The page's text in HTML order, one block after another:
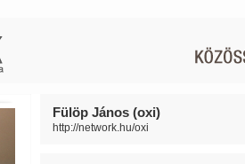
Fülöp János (oxi)
http://network.hu/oxi